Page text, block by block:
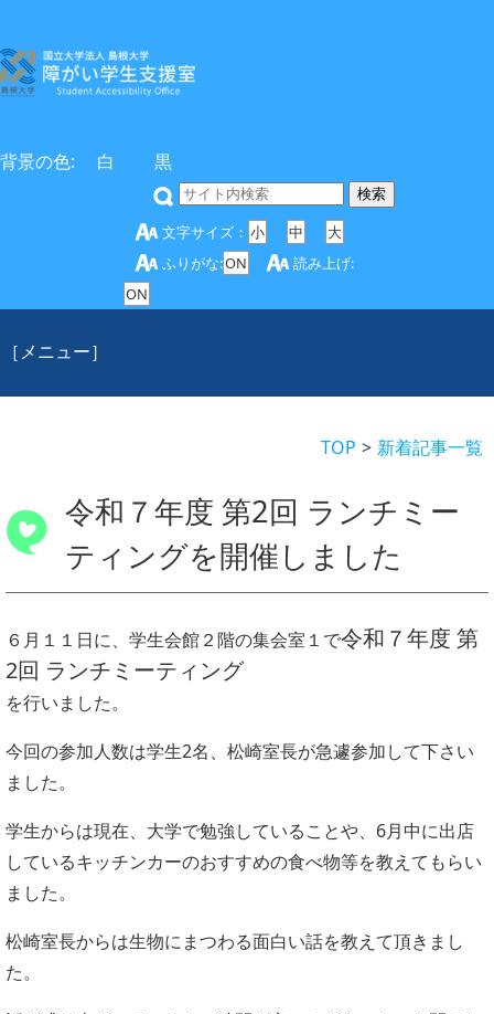
背景の色: 白 黒
文字サイズ： 小 中
大
ふりがな:ON
読み上げ:
ON
［メニュー］
TOP 新着記事一覧
令和７年度 第2回 ランチミー
ティングを開催しました
６月１１日に、学生会館２階の集会室１で令和７年度 第
2回 ランチミーティング
を行いました。
今回の参加人数は学生2名、松崎室長が急遽参加して下さい
ました。
学生からは現在、大学で勉強していることや、6月中に出店
しているキッチンカーのおすすめの食べ物等を教えてもらい
ました。
松崎室長からは生物にまつわる面白い話を教えて頂きまし
た。